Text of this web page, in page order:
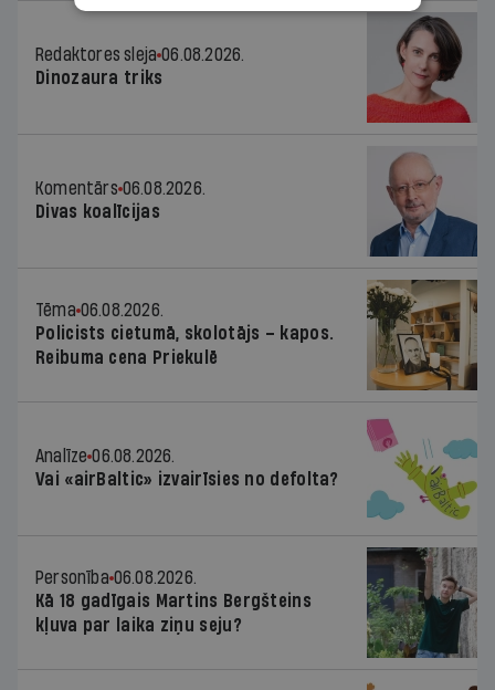
Redaktores sleja 06.08.2026.
Dinozaura triks
Komentārs 06.08.2026.
Divas koalīcijas
Tēma 06.08.2026.
Policists cietumā, skolotājs – kapos.
Reibuma cena Priekulē
Analīze 06.08.2026.
Vai «airBaltic» izvairīsies no defolta?
Personība 06.08.2026.
Kā 18 gadīgais Martins Bergšteins
kļuva par laika ziņu seju?